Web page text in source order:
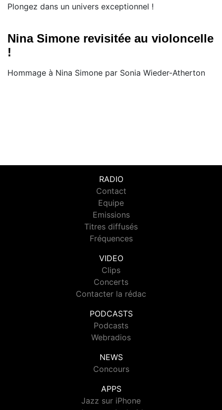
Plongez dans un univers exceptionnel !
Nina Simone revisitée au violoncelle
!
Hommage à Nina Simone par Sonia Wieder-Atherton
RADIO
Contact
Equipe
Emissions
Titres diffusés
Fréquences
VIDEO
Clips
Concerts
Contacter la rédac
PODCASTS
Podcasts
Webradios
NEWS
Concours
APPS
Jazz sur iPhone